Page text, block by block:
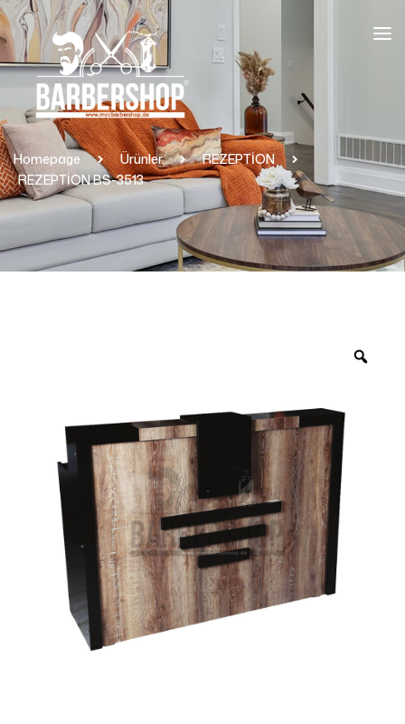
Homepage Ürünler
REZEPTİON
REZEPTİON BS-3513